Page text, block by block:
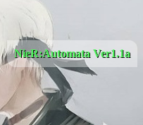
NieR:Automata Ver1.1a